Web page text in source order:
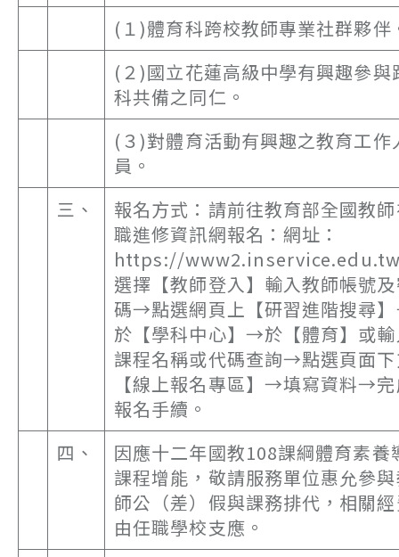
(１)體育科跨校教師專業社群夥伴
(２)國立花蓮高級中學有興趣參與
科共備之同仁。
(３)對體育活動有興趣之教育工作
員。
三、
報名方式：請前往教育部全國教
職進修資訊網報名：網址：
https://
選擇【教師登入】輸入教師帳號
碼→點選網頁上【研習進階搜尋
於【學科中心】→於【體育】或
課程名稱或代碼查詢→點選頁面
【線上報名專區】→填寫資料→
報名手續。
四、
因應十二年國教108課綱體育素養
課程增能，敬請服務單位惠允參
師公（差）假與課務排代，相關
由任職學校支應。